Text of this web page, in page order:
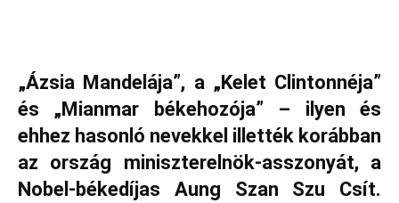
„Ázsia Mandelája”, a „Kelet Clintonnéja”
és „Mianmar békehozója” – ilyen és
ehhez hasonló nevekkel illették korábban
az ország miniszterelnök-asszonyát, a
Nobel-békedíjas Aung Szan Szu Csít.